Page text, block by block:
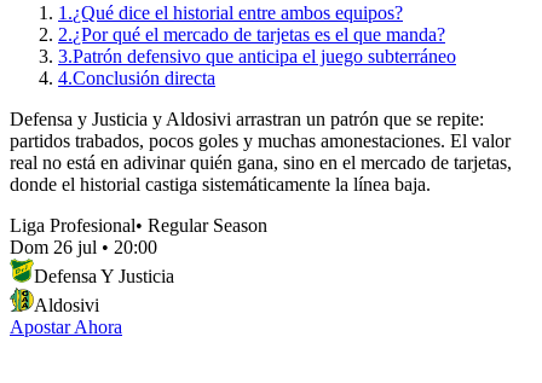
1.¿Qué dice el historial entre ambos equipos?
2.¿Por qué el mercado de tarjetas es el que manda?
3.Patrón defensivo que anticipa el juego subterráneo
4.Conclusión directa
Defensa y Justicia y Aldosivi arrastran un patrón que se repite:
partidos trabados, pocos goles y muchas amonestaciones. El valor
real no está en adivinar quién gana, sino en el mercado de tarjetas,
donde el historial castiga sistemáticamente la línea baja.
Liga Profesional• Regular Season
Dom 26 jul • 20:00
Defensa Y Justicia
Aldosivi
Apostar Ahora